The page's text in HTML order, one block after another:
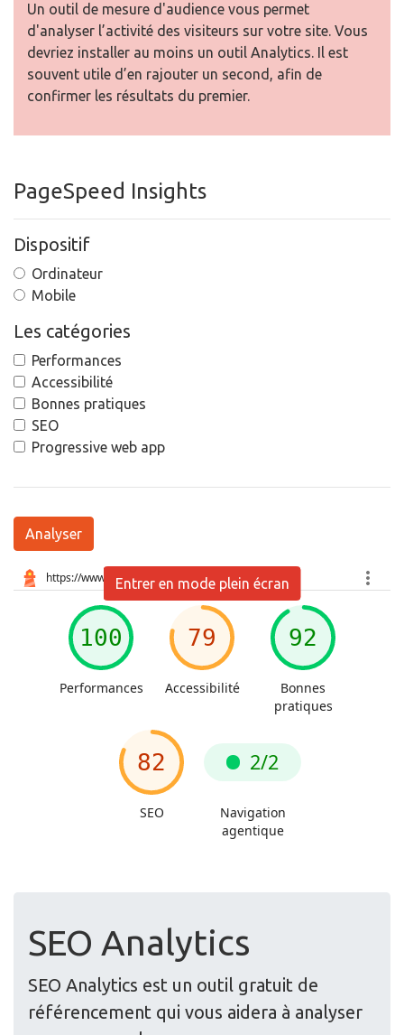
Un outil de mesure d'audience vous permet
d'analyser l’activité des visiteurs sur votre site. Vous
devriez installer au moins un outil Analytics. Il est
souvent utile d’en rajouter un second, afin de
confirmer les résultats du premier.
PageSpeed Insights
Dispositif
Ordinateur
Mobile
Les catégories
Performances
Accessibilité
Bonnes pratiques
SEO
Progressive web app
Analyser
Entrer en mode plein écran
SEO Analytics
SEO Analytics est un outil gratuit de
référencement qui vous aidera à analyser